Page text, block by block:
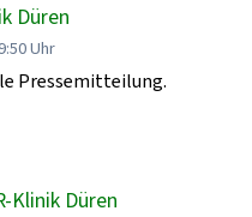
Düren
Uhr
Pressemitteilung.
Klinik Düren